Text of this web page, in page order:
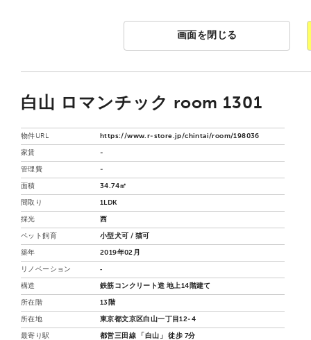
画面を閉じる
白山 ロマンチック room 1301
物件URL https://www.r-store.jp/chintai/room/198036
家賃 -
管理費 -
面積 34.74㎡
間取り 1LDK
採光 西
ペット飼育 小型犬可 / 猫可
築年 2019年02月
リノベーション ‐
構造 鉄筋コンクリート造 地上14階建て
所在階 13階
所在地 東京都文京区白山一丁目12-4
最寄り駅
都営三田線 「白山」 徒歩 7分